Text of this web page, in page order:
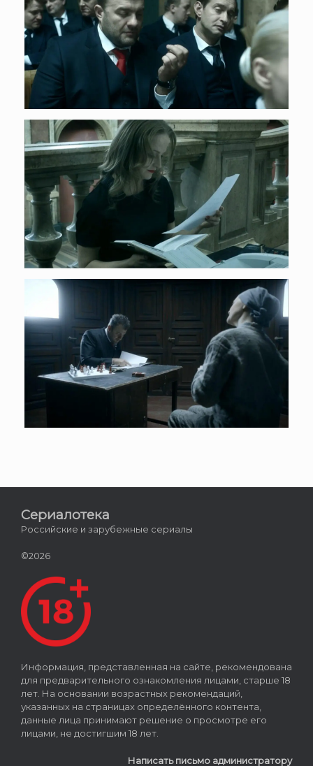
Сериалотека
Российские и зарубежные сериалы
©2026
Информация, представленная на сайте, рекомендована
для предварительного ознакомления лицами, старше 18
лет. На основании возрастных рекомендаций,
указанных на страницах определённого контента,
данные лица принимают решение о просмотре его
лицами, не достигшим 18 лет.
Написать письмо администратору